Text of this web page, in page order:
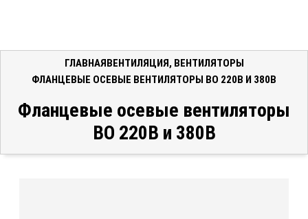
ГЛАВНАЯВЕНТИЛЯЦИЯ, ВЕНТИЛЯТОРЫ
ФЛАНЦЕВЫЕ ОСЕВЫЕ ВЕНТИЛЯТОРЫ ВО 220В И 380В
Фланцевые осевые вентиляторы
ВО 220В и 380В